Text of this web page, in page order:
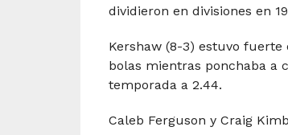
dividieron en divisiones en
Kershaw (8-3) estuvo
bolas mientras ponchaba a
temporada a 2.44.
Caleb Ferguson y Craig